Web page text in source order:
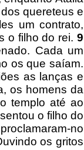
quereteus e
um contrato,
o filho do rei. 9
Cada um
os que saíam.
as lanças e
os homens da
templo até ao
o filho do
no
os gritos